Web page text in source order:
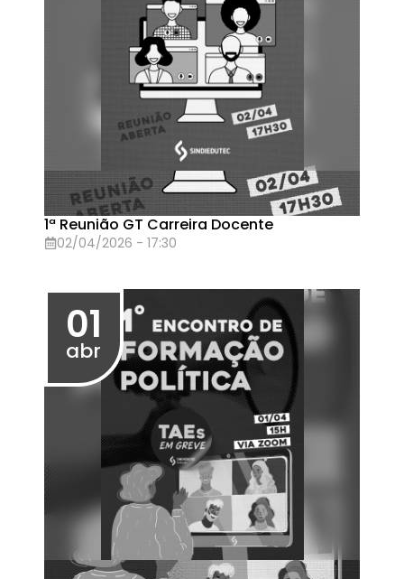
Assembleia Geral no dia 24/03 (terça-
feira), às 16h30 (1ª chamada) e 17h (2ª
24/03/2026 - 16:30
16
mar
Agenda Semanal da Greve (16/03 a 22/03)
16/03/2026 - 10:48
06
mar